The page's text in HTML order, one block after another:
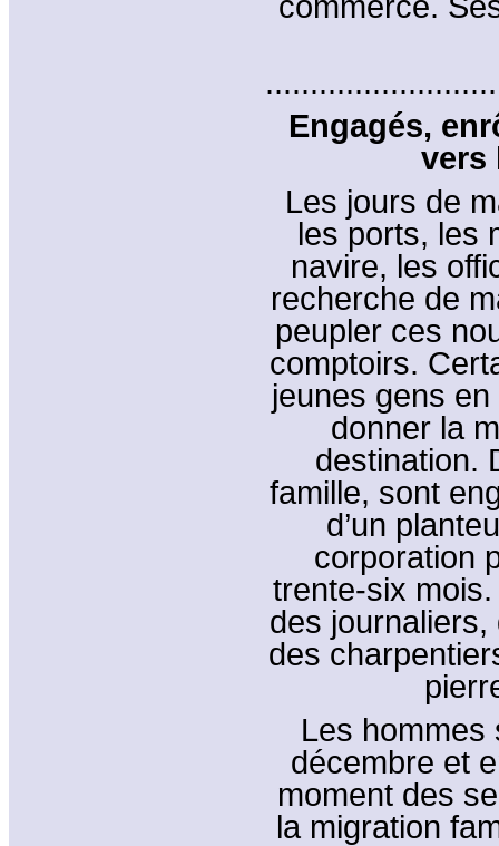
Engagés,
vers
Les jours de
les ports, les
navire, les
recherche de
peupler ces
comptoirs.
jeunes gens
donner la
destination.
famille, sont
d’un
corporation
trente-six
des
des
Les hommes
décembre et
moment des
la migration